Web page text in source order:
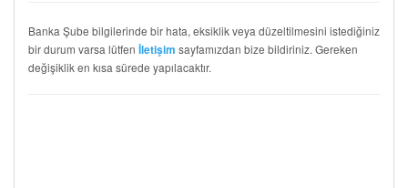
Banka Şube bilgilerinde bir hata, eksiklik veya düzeltilmesini istediğiniz
bir durum varsa lütfen İletişim sayfamızdan bize bildiriniz. Gereken
değişiklik en kısa sürede yapılacaktır.